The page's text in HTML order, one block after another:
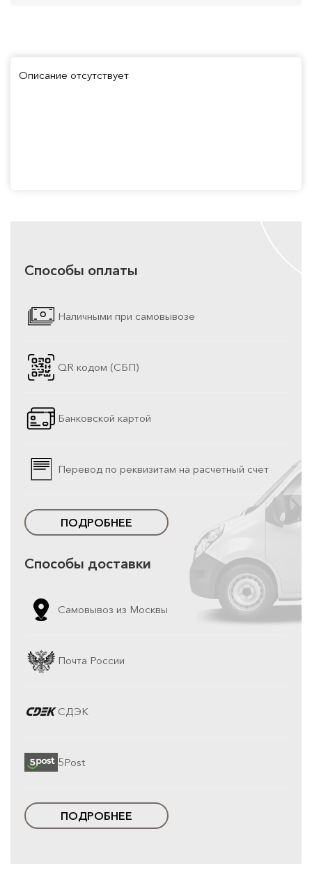
Описание отсутствует
Способы оплаты
Наличными при самовывозе
QR кодом (СБП)
Банковской картой
Перевод по реквизитам на расчетный счет
ПОДРОБНЕЕ
Способы доставки
Самовывоз из Москвы
Почта России
СДЭК
5Post
ПОДРОБНЕЕ